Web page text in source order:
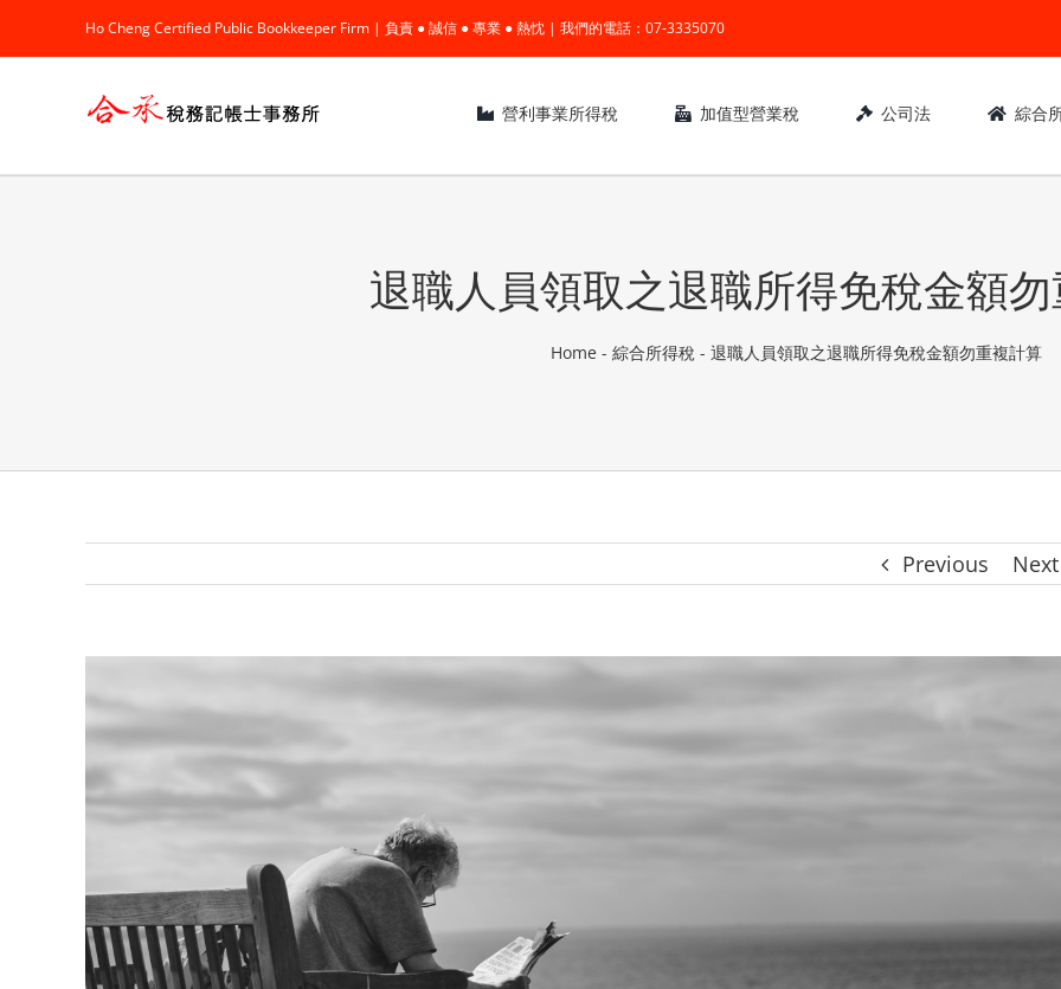
to
Ho Cheng Certified Public Bookkeeper Firm | 負責 ● 誠信 ● 專業 ● 熱忱 | 我們的電話：07-3335070
營利事業所得稅 加值型營業稅 公司法 綜合
退職人員領取之退職所得免稅金額
Home - 綜合所得稅- 退職人員領取之退職所得免稅金額勿重複計算
Previous Next
Larger
Image